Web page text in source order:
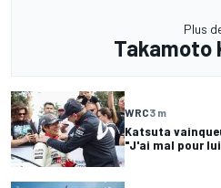
Plus
Takamoto
WRC3 m
Katsuta
"J'ai mal pour